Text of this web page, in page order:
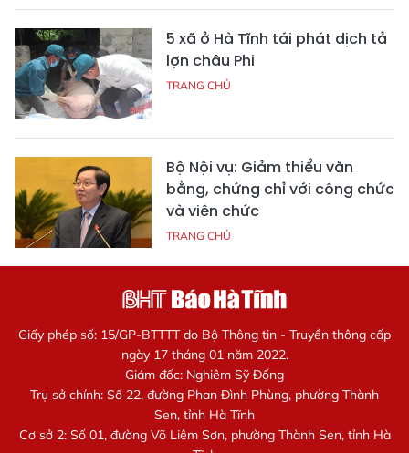
5 xã ở Hà Tĩnh tái phát dịch tả
lợn châu Phi
TRANG CHỦ
Bộ Nội vụ: Giảm thiểu văn
bằng, chứng chỉ với công chức
và viên chức
TRANG CHỦ
Giấy phép số: 15/GP-BTTTT do Bộ Thông tin - Truyền thông cấp
ngày 17 tháng 01 năm 2022.
Giám đốc: Nghiêm Sỹ Đống
Trụ sở chính: Số 22, đường Phan Đình Phùng, phường Thành
Sen, tỉnh Hà Tĩnh
Cơ sở 2: Số 01, đường Võ Liêm Sơn, phường Thành Sen, tỉnh Hà